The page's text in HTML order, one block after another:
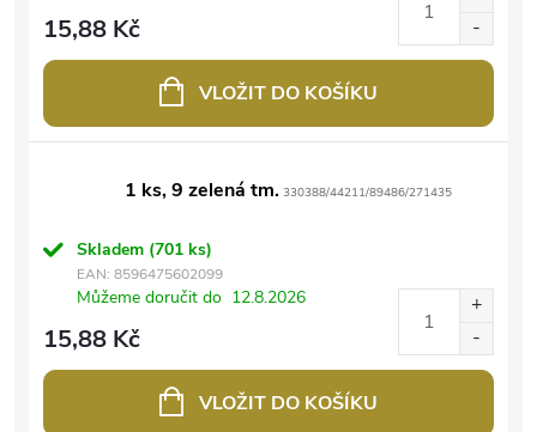
15,88 Kč
VLOŽIT DO KOŠÍKU
1 ks, 9 zelená tm. 330388/44211/89486/271435
Skladem (701 ks)
EAN: 8596475602099
Můžeme doručit do 12.8.2026
15,88 Kč
VLOŽIT DO KOŠÍKU